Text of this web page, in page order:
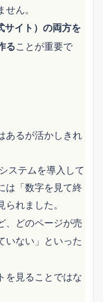
ん。
サイト）の両方を
ることが重要で
あるが活かしきれ
ステムを導入して
は「数字を見て終
れました。
、どのページが売
いない」といった
を見ることではな